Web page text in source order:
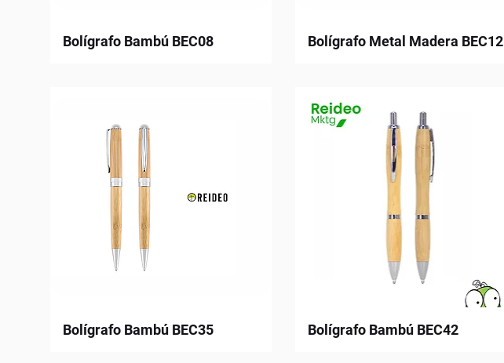
Bolígrafo Bambú BEC08 Bolígrafo Metal Madera BEC12
Bolígrafo Bambú BEC35 Bolígrafo Bambú BEC42